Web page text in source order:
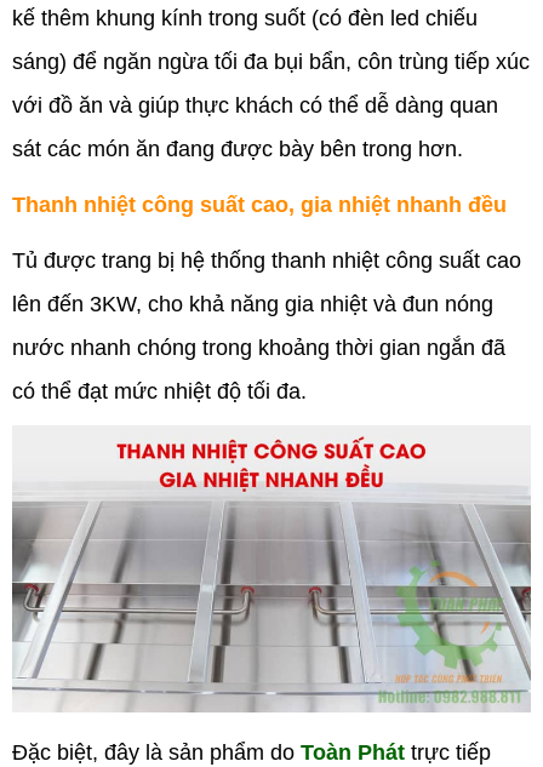
kế thêm khung kính trong suốt (có đèn led chiếu
sáng) để ngăn ngừa tối đa bụi bẩn, côn trùng tiếp xúc
với đồ ăn và giúp thực khách có thể dễ dàng quan
sát các món ăn đang được bày bên trong hơn.
Thanh nhiệt công suất cao, gia nhiệt nhanh đều
Tủ được trang bị hệ thống thanh nhiệt công suất cao
lên đến 3KW, cho khả năng gia nhiệt và đun nóng
nước nhanh chóng trong khoảng thời gian ngắn đã
có thể đạt mức nhiệt độ tối đa.
Đặc biệt, đây là sản phẩm do Toàn Phát trực tiếp